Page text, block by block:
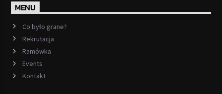
MENU
Co było grane?
Rekrutacja
Ramówka
Events
Kontakt